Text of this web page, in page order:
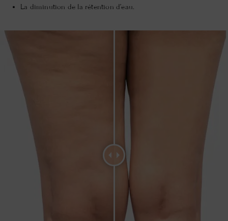
La diminution de la rétention d’eau.